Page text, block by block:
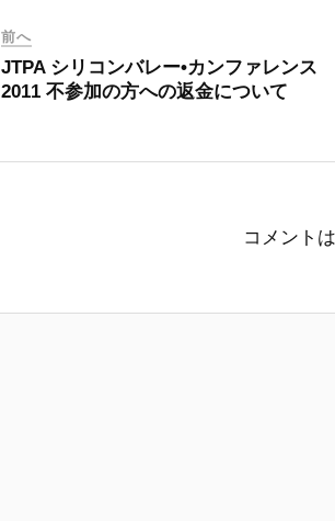
前へ
JTPA シリコンバレー•カンファレンス
2011 不参加の方への返金について
コメント